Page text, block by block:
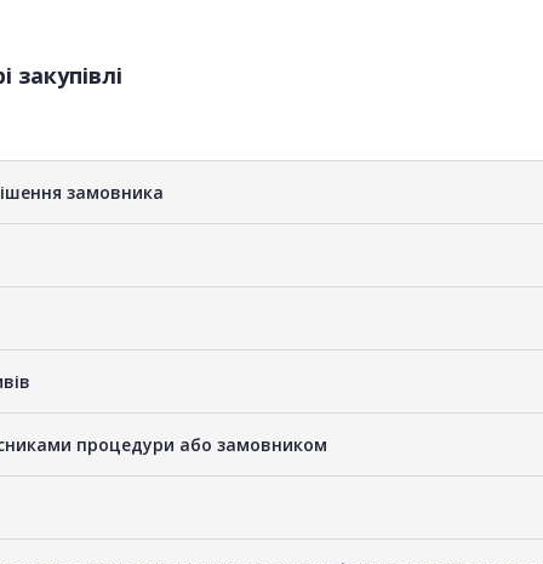
замовника
процедури або замовником